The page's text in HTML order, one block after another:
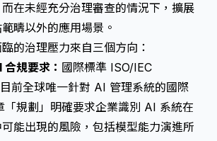
在未經充分治理審查的情況下，擴展
疇以外的應用場景。
的治理壓力來自三個方向：
規要求： 國際標準 ISO/IEC
前全球唯一針對 AI 管理系統的國際
「規劃」明確要求企業識別 AI 系統在
能出現的風險，包括模型能力演進所